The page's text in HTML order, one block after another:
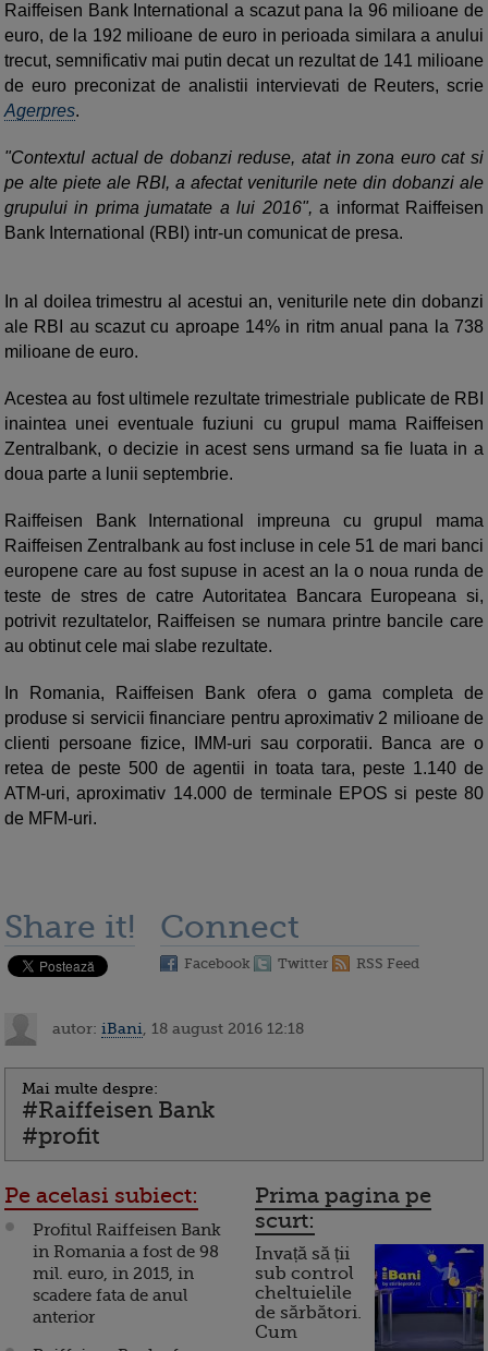
Raiffeisen Bank International a scazut pana la 96 milioane de
euro, de la 192 milioane de euro in perioada similara a anului
trecut, semnificativ mai putin decat un rezultat de 141 milioane
de euro preconizat de analistii intervievati de Reuters, scrie
Agerpres.
"Contextul actual de dobanzi reduse, atat in zona euro cat si
pe alte piete ale RBI, a afectat veniturile nete din dobanzi ale
grupului in prima jumatate a lui 2016", a informat Raiffeisen
Bank International (RBI) intr-un comunicat de presa.
In al doilea trimestru al acestui an, veniturile nete din dobanzi
ale RBI au scazut cu aproape 14% in ritm anual pana la 738
milioane de euro.
Acestea au fost ultimele rezultate trimestriale publicate de RBI
inaintea unei eventuale fuziuni cu grupul mama Raiffeisen
Zentralbank, o decizie in acest sens urmand sa fie luata in a
doua parte a lunii septembrie.
Raiffeisen Bank International impreuna cu grupul mama
Raiffeisen Zentralbank au fost incluse in cele 51 de mari banci
europene care au fost supuse in acest an la o noua runda de
teste de stres de catre Autoritatea Bancara Europeana si,
potrivit rezultatelor, Raiffeisen se numara printre bancile care
au obtinut cele mai slabe rezultate.
In Romania, Raiffeisen Bank ofera o gama completa de
produse si servicii financiare pentru aproximativ 2 milioane de
clienti persoane fizice, IMM-uri sau corporatii. Banca are o
retea de peste 500 de agentii in toata tara, peste 1.140 de
ATM-uri, aproximativ 14.000 de terminale EPOS si peste 80
de MFM-uri.
Share it! Connect
Facebook Twitter RSS Feed
autor: iBani , 18 august 2016 12:18
Mai multe despre:
#Raiffeisen Bank
#profit
Pe acelasi subiect:
Profitul Raiffeisen Bank
in Romania a fost de 98
mil. euro, in 2015, in
scadere fata de anul
anterior
Prima pagina pe
scurt:
Invață să ții
sub control
cheltuielile
de sărbători.
Cum